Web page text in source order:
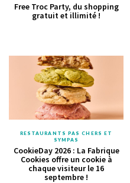
Free Troc Party, du shopping
gratuit et illimité !
RESTAURANTS PAS CHERS ET
SYMPAS
CookieDay 2026 : La Fabrique
Cookies offre un cookie à
chaque visiteur le 16
septembre !